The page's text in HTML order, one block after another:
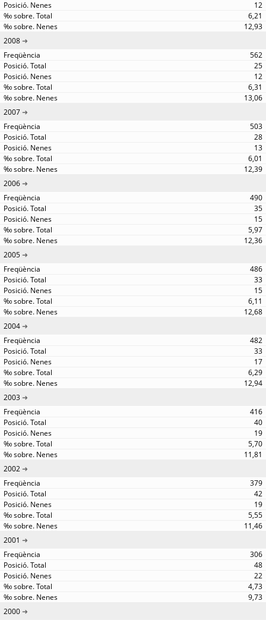
12
6,21
12,93
2008
562
25
12
6,31
13,06
2007
503
28
13
6,01
12,39
2006
490
35
15
5,97
12,36
2005
486
33
15
6,11
12,68
2004
482
33
17
6,29
12,94
2003
416
40
19
5,70
11,81
2002
379
42
19
5,55
11,46
2001
306
48
22
4,73
9,73
2000